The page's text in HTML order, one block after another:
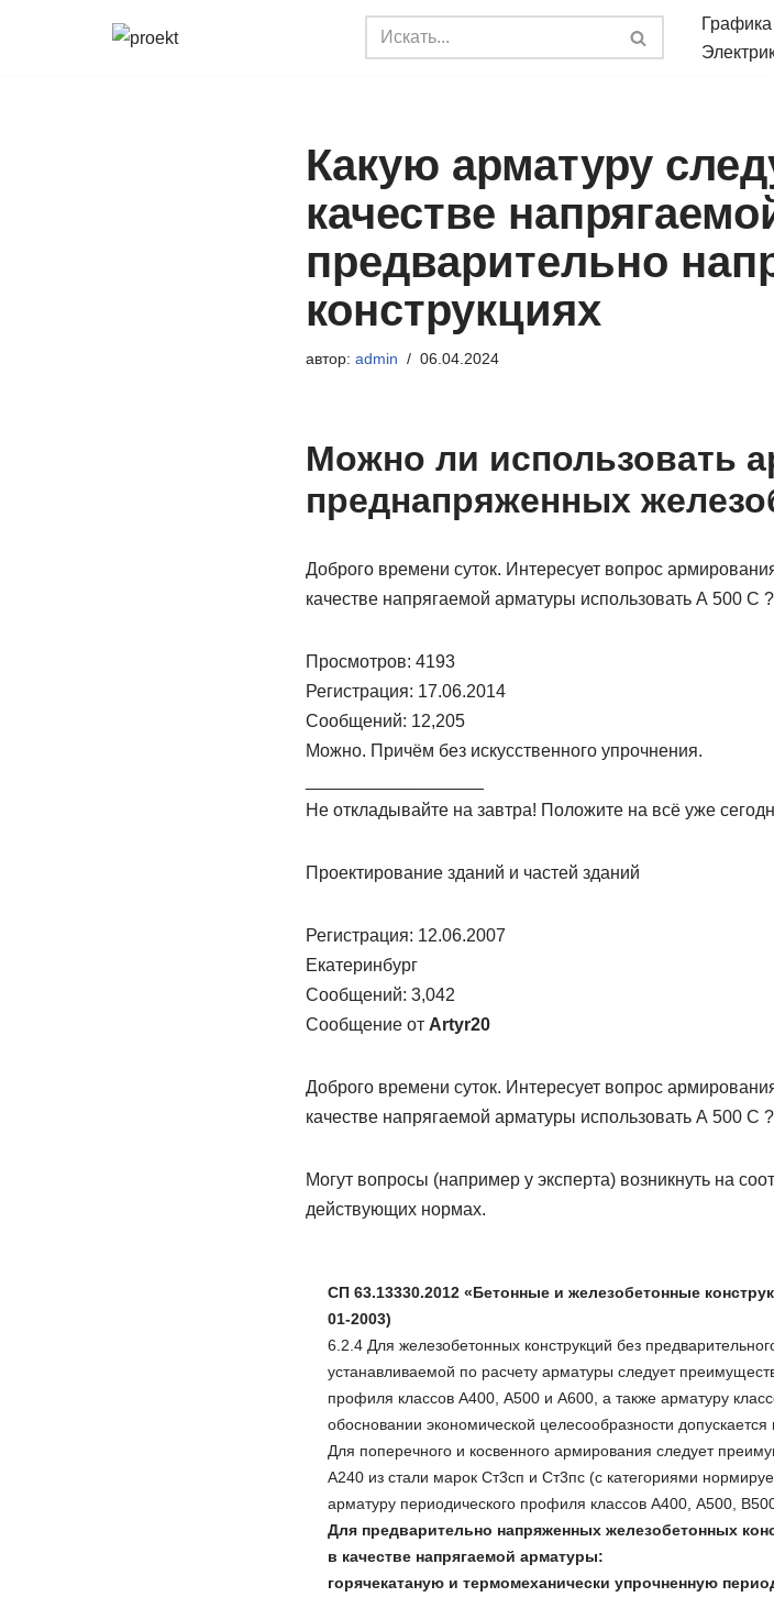
Графика
Какую арматуру
качестве
предварительно
конструкциях
автор: admin 06.04.2024
Можно ли использовать
преднапряженных
Доброго времени суток. Интересует вопрос
качестве напрягаемой арматуры использовать А 500 С ?
Просмотров: 4193
Регистрация: 17.06.2014
Сообщений: 12,205
Можно. Причём без искусственного упрочнения.
Не откладывайте на завтра! Положите на всё уже
Проектирование зданий и частей зданий
Регистрация: 12.06.2007
Екатеринбург
Сообщений: 3,042
Сообщение от Artyr20
Доброго времени суток. Интересует вопрос
качестве напрягаемой арматуры использовать А 500 С ?
Могут вопросы (например у эксперта) возникнуть на
действующих нормах.
СП 63.13330.2012 «Бетонные и железобетонные
01-2003)
6.2.4 Для железобетонных конструкций без
устанавливаемой по расчету арматуры следует
профиля классов А400, А500 и А600, а также арматуру
обосновании экономической целесообразности
Для поперечного и косвенного армирования следует
А240 из стали марок Ст3сп и Ст3пс (с категориями
арматуру периодического профиля классов А400, А500,
Для предварительно напряженных железобетонных
в качестве напрягаемой арматуры:
горячекатаную и термомеханически упрочненную